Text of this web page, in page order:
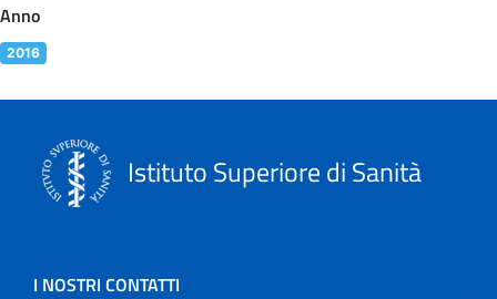
Anno
2016
Istituto Superiore di Sanità
I NOSTRI CONTATTI